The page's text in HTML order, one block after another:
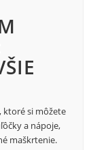
ktoré si môžete
a nápoje,
maškrtenie.